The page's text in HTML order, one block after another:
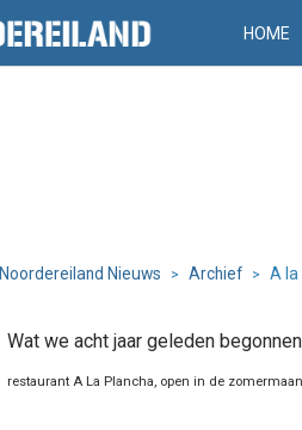
HOME
Noordereiland Nieuws > Archief > A la
Wat we acht jaar geleden
restaurant A La Plancha, open in de